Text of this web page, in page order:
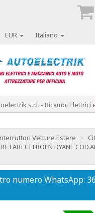
EUR Italiano
Vetture Estere >
FARI CITROEN DYANE
numero WhatsApp: